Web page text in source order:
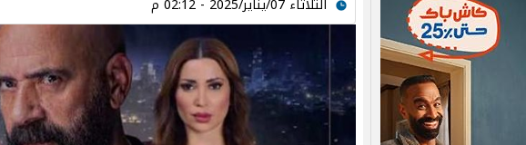
الثلاثاء 07/يناير/2025 - 02:12 م